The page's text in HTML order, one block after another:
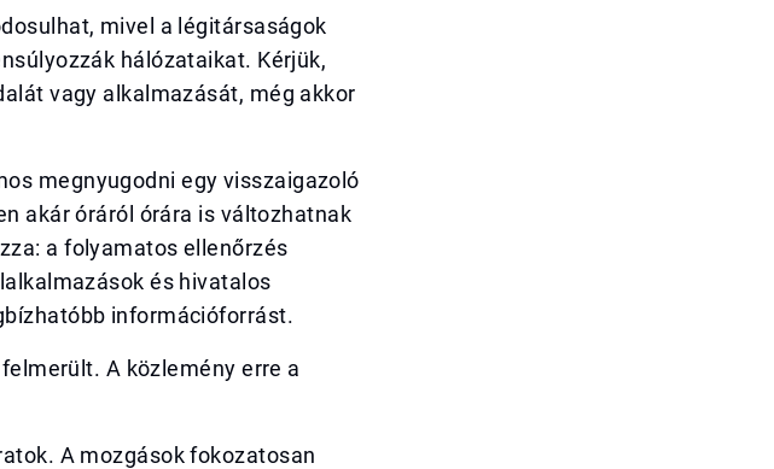
mivel a légitársaságok
hálózataikat. Kérjük,
vagy alkalmazását, még akkor
megnyugodni egy visszaigazoló
akár óráról órára is változhatnak
a folyamatos ellenőrzés
és hivatalos
információforrást.
A közlemény erre a
A mozgások fokozatosan